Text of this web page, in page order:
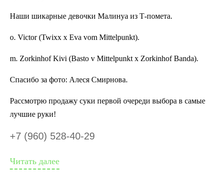
Наши шикарные девочки Малинуа из Т-помета.
о. Victor (Twixx x Eva vom Mittelpunkt).
m. Zorkinhof Kivi (Basto v Mittelpunkt x Zorkinhof Banda).
Спасибо за фото: Алеся Смирнова.
Рассмотрю продажу суки первой очереди выбора в самые
лучшие руки!
+7 (960) 528-40-29
Читать далее